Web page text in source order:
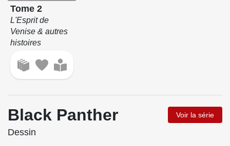
Tome 2
L'Esprit de
Venise & autres
histoires
Black Panther Voir la série
Dessin